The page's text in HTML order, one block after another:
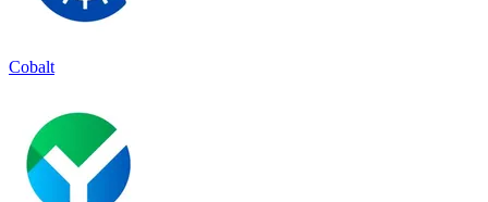
Cobalt